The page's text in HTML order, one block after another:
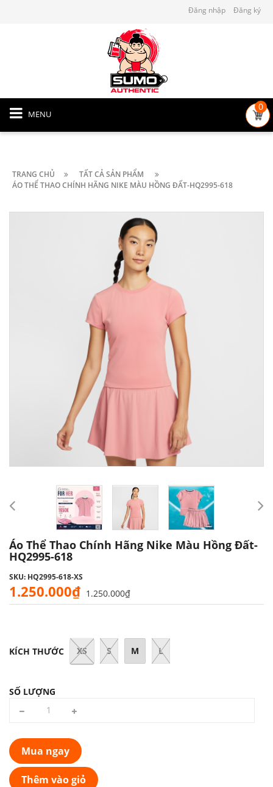
Đăng nhập Đăng ký
MENU
0
TRANG CHỦ
TẤT CẢ SẢN PHẨM
ÁO THỂ THAO CHÍNH HÃNG NIKE MÀU HỒNG ĐẤT-HQ2995-618
Áo Thể Thao Chính Hãng Nike Màu Hồng Đất-
HQ2995-618
SKU: HQ2995-618-XS
1.250.000₫ 1.250.000₫
KÍCH THƯỚC XS S M L
SỐ LƯỢNG
Mua ngay
Thêm vào giỏ